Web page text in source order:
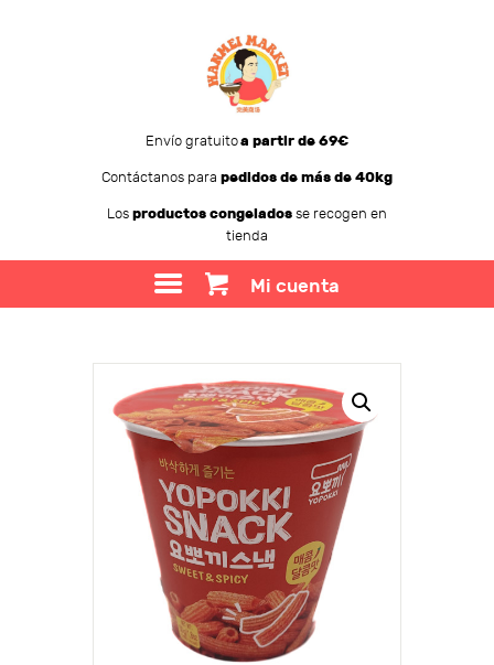
Envío gratuitoa partir de 69€
Contáctanos parapedidos de más de 40kg
Losproductos congeladosse recogen en
tienda
Mi cuenta
WANMEI MARKET
SOBRE WANMEI